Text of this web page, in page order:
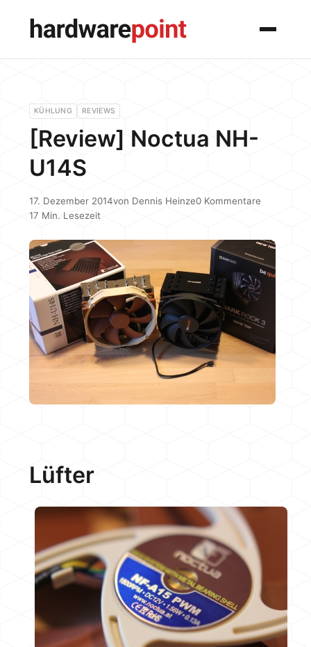
Menü
KÜHLUNG REVIEWS
[Review] Noctua NH-
U14S
17. Dezember 2014von Dennis Heinze0 Kommentare
17 Min. Lesezeit
Lüfter